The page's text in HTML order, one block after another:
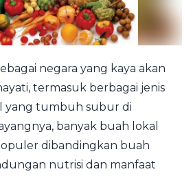
negara yang kaya akan
termasuk berbagai jenis
yang tumbuh subur di
banyak buah lokal
dibandingkan buah
nutrisi dan manfaat